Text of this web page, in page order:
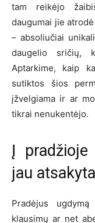
tam reikėjo
daugumai jie
– absoliučiai
daugelio sričių,
Aptarkime, kaip
sutiktos šios
įžvelgiama ir ar
tikrai nenukentėjo.
Į
jau atsakyta
Pradėjus
klausimų ar net